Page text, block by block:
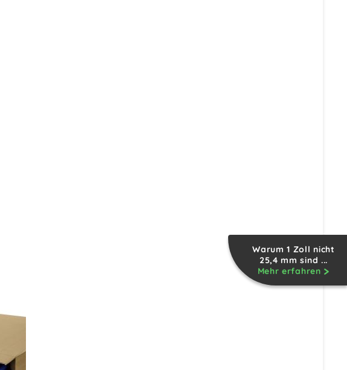
Warum 1 Zoll nicht
25,4 mm sind ...
Mehr erfahren